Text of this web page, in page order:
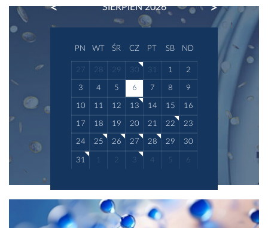
SIERPIEŃ 2026
PREVIOUS NEXT
PN WT ŚR CZ PT SB ND
27 28 29 30 31 1 2
3 4 5 6 7 8 9
10 11 12 13 14 15 16
17 18 19 20 21 22 23
24 25 26 27 28 29 30
31 1 2 3 4 5 6